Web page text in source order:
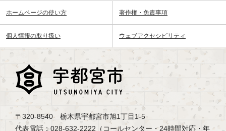
ホームページの使い方 著作権・免責事項
個人情報の取り扱い ウェブアクセシビリティ
〒320-8540 栃木県宇都宮市旭1丁目1-5
代表電話：028-632-2222（コールセンター・24時間対応・年